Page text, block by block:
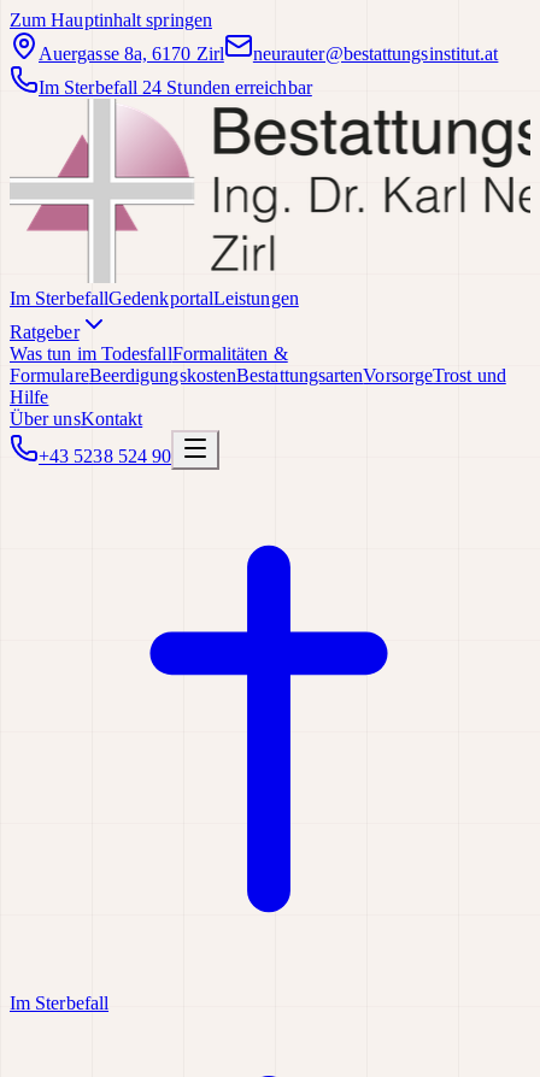
Zum Hauptinhalt springen
Auergasse 8a, 6170 Zirl
neurauter@bestattungsinstitut.at
Im Sterbefall 24 Stunden erreichbar
Im SterbefallGedenkportalLeistungen
Ratgeber
Was tun im TodesfallFormalitäten &
FormulareBeerdigungskostenBestattungsartenVorsorgeTrost und
Hilfe
Über unsKontakt
+43 5238 524 90
Im Sterbefall